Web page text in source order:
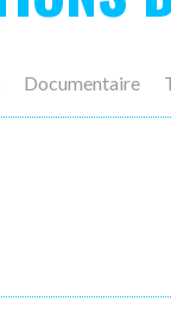
Documentaire